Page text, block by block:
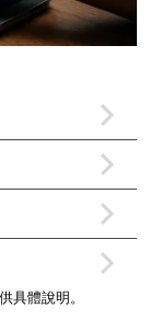
具體說明。